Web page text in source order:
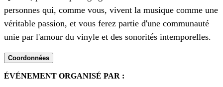
personnes qui, comme vous, vivent la musique comme une
véritable passion, et vous ferez partie d'une communauté
unie par l'amour du vinyle et des sonorités intemporelles.
Coordonnées
ÉVÉNEMENT ORGANISÉ PAR :